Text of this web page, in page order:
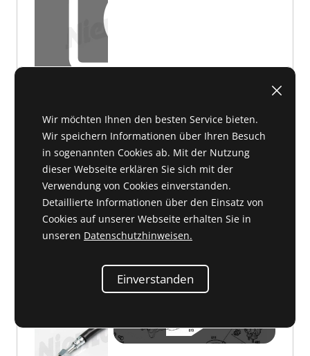
D 08 325 auf Anfrage
Kraftstoffschlauch
Wir möchten Ihnen den besten Service bieten.
Wir speichern Informationen über Ihren Besuch
in sogenannten Cookies ab. Mit der Nutzung
dieser Webseite erklären Sie sich mit der
Verwendung von Cookies einverstanden.
Detaillierte Informationen über den Einsatz von
Cookies auf unserer Webseite erhalten Sie in
unseren Datenschutzhinweisen.
Einverstanden